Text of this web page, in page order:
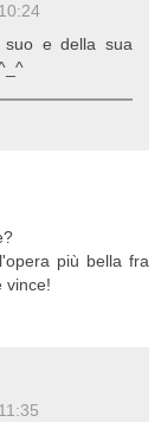
suo e della sua
più bella fra
vince!